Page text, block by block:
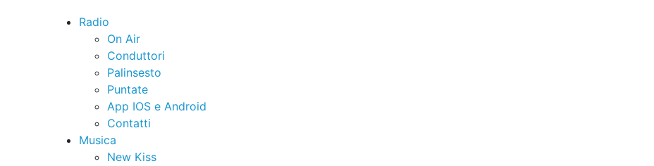
Radio
On Air
Conduttori
Palinsesto
Puntate
App IOS e Android
Contatti
Musica
New Kiss